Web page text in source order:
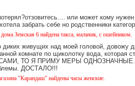
или может кому
забрать себе но родственники
6 найдена такса, мальчик, с ошейником.
диких живущих над моей головой,
по щиколотку вода, которая
ТО Я ПРИМУ МЕРЫ ОДНОЗНАЧНЫЕ.
ДОСТАЛО!!!
найдены часы женские.